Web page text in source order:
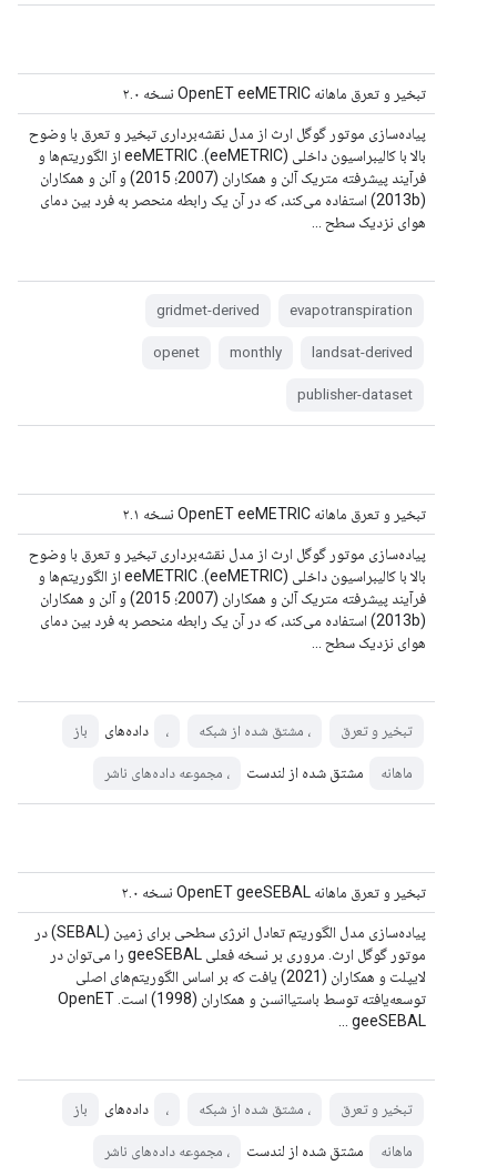
تبخیر و تعرق ماهانه OpenET eeMETRIC نسخه ۲.۰
پیاده‌سازی موتور گوگل ارث از مدل نقشه‌برداری تبخیر و تعرق با وضوح
بالا با کالیبراسیون داخلی (eeMETRIC). eeMETRIC از الگوریتم‌ها و
فرآیند پیشرفته متریک آلن و همکاران (2007؛ 2015) و آلن و همکاران
(2013b) استفاده می‌کند، که در آن یک رابطه منحصر به فرد بین دمای
هوای نزدیک سطح ...
evapotranspiration
gridmet-derived
landsat-derived
monthly
openet
publisher-dataset
تبخیر و تعرق ماهانه OpenET eeMETRIC نسخه ۲.۱
پیاده‌سازی موتور گوگل ارث از مدل نقشه‌برداری تبخیر و تعرق با وضوح
بالا با کالیبراسیون داخلی (eeMETRIC). eeMETRIC از الگوریتم‌ها و
فرآیند پیشرفته متریک آلن و همکاران (2007؛ 2015) و آلن و همکاران
(2013b) استفاده می‌کند، که در آن یک رابطه منحصر به فرد بین دمای
هوای نزدیک سطح ...
تبخیر و تعرق ، مشتق شده از شبکه ، داده‌های باز
ماهانه مشتق شده از لندست ، مجموعه داده‌های ناشر
تبخیر و تعرق ماهانه OpenET geeSEBAL نسخه ۲.۰
پیاده‌سازی مدل الگوریتم تعادل انرژی سطحی برای زمین (SEBAL) در
موتور گوگل ارث. مروری بر نسخه فعلی geeSEBAL را می‌توان در
لایپلت و همکاران (2021) یافت که بر اساس الگوریتم‌های اصلی
توسعه‌یافته توسط باستیاانسن و همکاران (1998) است. OpenET
geeSEBAL ...
تبخیر و تعرق ، مشتق شده از شبکه ، داده‌های باز
ماهانه مشتق شده از لندست ، مجموعه داده‌های ناشر